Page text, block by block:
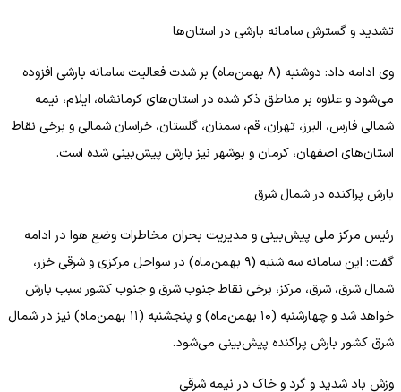
تشدید و گسترش سامانه بارشی در استان‌ها
وی ادامه داد: دوشنبه (۸ بهمن‌ماه) بر شدت فعالیت سامانه بارشی افزوده
می‌شود و علاوه بر مناطق ذکر شده در استان‌های کرمانشاه، ایلام، نیمه
شمالی فارس، البرز، تهران، قم، سمنان، گلستان، خراسان شمالی و برخی نقاط
استان‌های اصفهان، کرمان و بوشهر نیز بارش پیش‌بینی شده است.
بارش پراکنده در شمال شرق
رئیس مرکز ملی پیش‌بینی و مدیریت بحران مخاطرات وضع هوا در ادامه
گفت: این سامانه سه شنبه (۹ بهمن‌ماه) در سواحل مرکزی و شرقی خزر،
شمال شرق، شرق، مرکز، برخی نقاط جنوب شرق و جنوب کشور سبب بارش
خواهد شد و چهارشنبه (۱۰ بهمن‌ماه) و پنجشنبه (۱۱ بهمن‌ماه) نیز در شمال
شرق کشور بارش پراکنده پیش‌بینی می‌شود.
وزش باد شدید و گرد و خاک در نیمه شرقی